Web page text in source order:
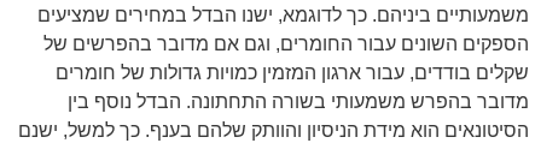
משמעותיים ביניהם. כך לדוגמא, ישנו הבדל במחירים שמציעים
הספקים השונים עבור החומרים, וגם אם מדובר בהפרשים של
שקלים בודדים, עבור ארגון המזמין כמויות גדולות של חומרים
מדובר בהפרש משמעותי בשורה התחתונה. הבדל נוסף בין
הסיטונאים הוא מידת הניסיון והוותק שלהם בענף. כך למשל, ישנם